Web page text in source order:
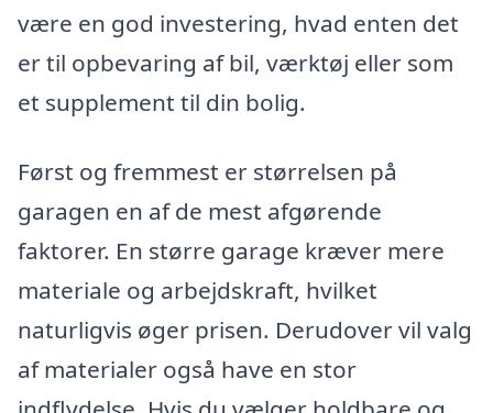
være en god investering, hvad enten det
er til opbevaring af bil, værktøj eller som
et supplement til din bolig.
Først og fremmest er størrelsen på
garagen en af de mest afgørende
faktorer. En større garage kræver mere
materiale og arbejdskraft, hvilket
naturligvis øger prisen. Derudover vil valg
af materialer også have en stor